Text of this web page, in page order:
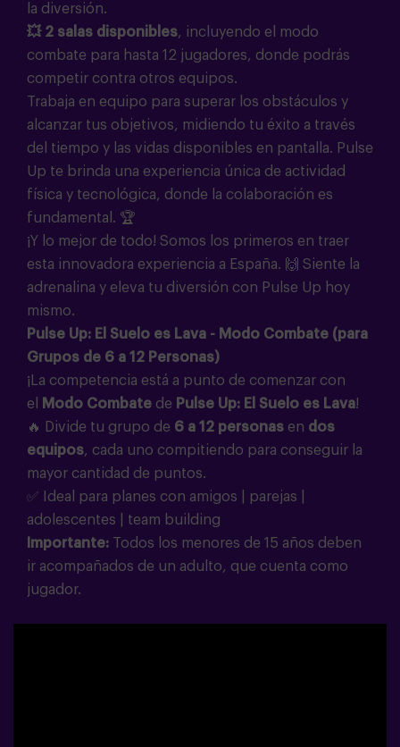
la diversión.
💥 2 salas disponibles, incluyendo el
modo
combate para hasta 12 jugadores, donde podrás
competir contra otros equipos.
Trabaja en equipo para superar los obstáculos y
alcanzar tus objetivos, midiendo tu éxito a través
del tiempo y las vidas disponibles en pantalla. Pulse
Up te brinda una experiencia única de actividad
física y tecnológica, donde la colaboración es
fundamental. 🏆
¡Y lo mejor de todo! Somos los primeros en traer
esta innovadora experiencia a España. 🙌 Siente la
adrenalina y eleva tu diversión con Pulse Up hoy
mismo.
Pulse Up: El Suelo es Lava - Modo Combate (para
Grupos de 6 a 12 Personas)
¡La competencia está a punto de comenzar con
el
Modo Combate de Pulse Up: El Suelo es Lava!
🔥 Divide tu grupo de 6 a 12 personas en dos
equipos, cada uno compitiendo para conseguir la
mayor cantidad de puntos.
✅ Ideal para planes con amigos | parejas |
adolescentes | team building
Importante:
Todos los menores de 15 años deben
ir acompañados de un adulto, que cuenta como
jugador.